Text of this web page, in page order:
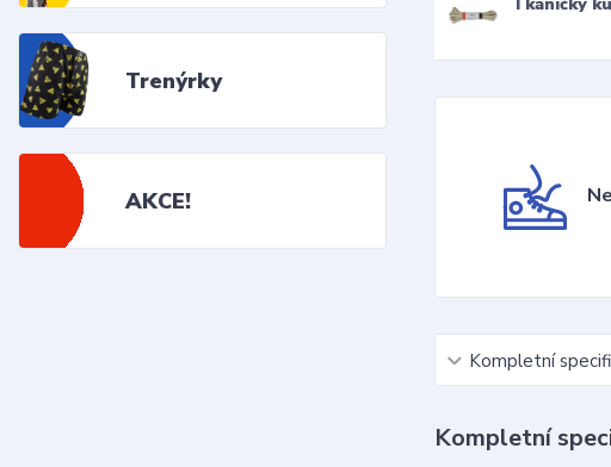
Trenýrky
AKCE!
Tkaničky
Kompletní
Kompletní